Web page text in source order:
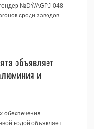
№DÝ/AGPJ-048
среди заводов
объявляет
и
обеспечения
водой объявляет